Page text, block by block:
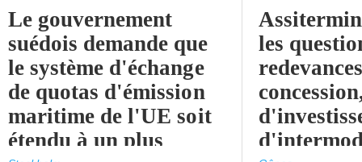
Le gouvernement
suédois demande que
le système d'échange
de quotas d'émission
maritime de l'UE soit
étendu à un plus
les